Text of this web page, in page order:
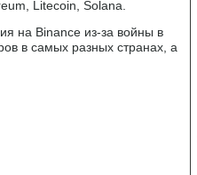
Litecoin, Solana.
на Binance из-за войны в
в самых разных странах, а